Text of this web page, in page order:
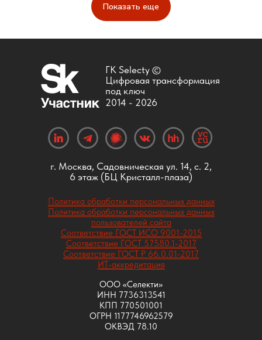
Показать еще
Политика обработки персональных данных
Политика обработки персональных данных
пользователей сайта
Соответствие ГОСТ ИСО 9001-2015
Соответствие ГОСТ 57580.1-2017
Соответствие ГОСТ Р 66.0.01-2017
ИТ-аккредитация
ООО «Селекти»
ИНН 7736313541
КПП 770501001
ОГРН 1177746962579
ОКВЭД 78.10
ГК Selecty ©
Цифровая трансформация
под ключ
г. Москва, Садовническая ул. 14, с. 2,
6 этаж (БЦ Кристалл-плаза)
2014 - 2026